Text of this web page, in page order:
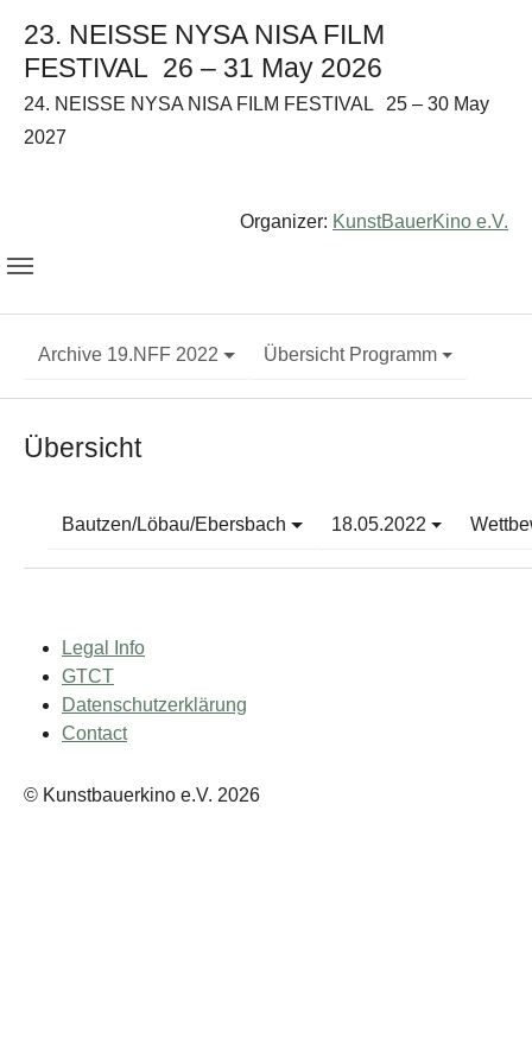
23. NEISSE NYSA NISA FILM
FESTIVAL 26 – 31 May 2026
24. NEISSE NYSA NISA FILM FESTIVAL
25 – 30 May
2027
Organizer: KunstBauerKino e.V.
Archive 19.NFF 2022 Übersicht Programm
Übersicht
Bautzen/Löbau/Ebersbach 18.05.2022
Legal Info
GTCT
Datenschutzerklärung
Contact
© Kunstbauerkino e.V. 2026